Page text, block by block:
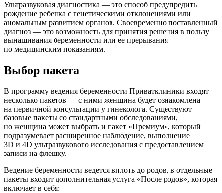
Ультразвуковая диагностика — это способ предупредить
рождение ребенка с генетическими отклонениями или
аномальным развитием органов. Своевременно поставленный
диагноз — это возможность для принятия решения в пользу
вынашивания беременности или ее прерывания
по медицинским показаниям.
Выбор пакета
В программу ведения беременности Приватклиники входят
несколько пакетов — с ними женщина будет ознакомлена
на первичной консультации у гинеколога. Существуют
базовые пакеты со стандартными обследованиями,
но женщина может выбрать и пакет «Премиум», который
подразумевает расширенное наблюдение, выполнение
3D и 4D ультразвукового исследования с предоставлением
записи на флешку.
Ведение беременности ведется вплоть до родов, в отдельные
пакеты входит дополнительная услуга «После родов», которая
включает в себя: